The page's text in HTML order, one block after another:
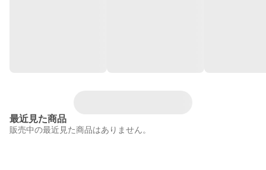
最近見た商品
販売中の最近見た商品はありません。